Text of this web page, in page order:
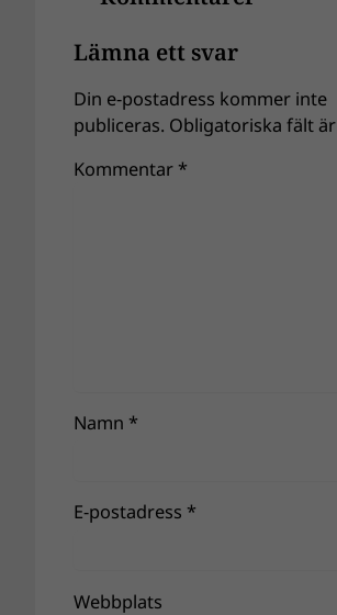
Lämna ett svar
Din e-postadress kommer inte
publiceras. Obligatoriska fält
Kommentar *
Namn *
E-postadress *
Webbplats